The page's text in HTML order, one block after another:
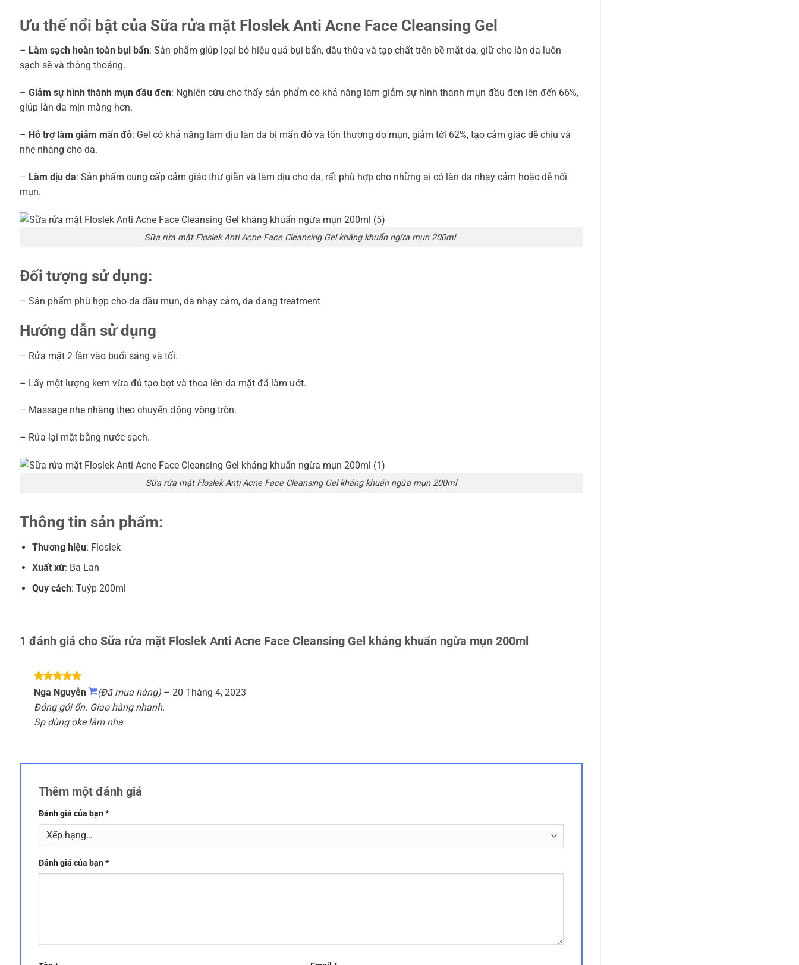
Ưu thế nổi bật của Sữa rửa mặt Floslek Anti Acne Face Cleansing Gel
– Làm sạch hoàn toàn bụi bẩn: Sản phẩm giúp loại bỏ hiệu quả bụi bẩn, dầu thừa và tạp chất trên bề mặt da, giữ cho làn da luôn
sạch sẽ và thông thoáng.
– Giảm sự hình thành mụn đầu đen: Nghiên cứu cho thấy sản phẩm có khả năng làm giảm sự hình thành mụn đầu đen lên đến 66%,
giúp làn da mịn màng hơn.
– Hỗ trợ làm giảm mẩn đỏ: Gel có khả năng làm dịu làn da bị mẩn đỏ và tổn thương do mụn, giảm tới 62%, tạo cảm giác dễ chịu và
nhẹ nhàng cho da.
– Làm dịu da: Sản phẩm cung cấp cảm giác thư giãn và làm dịu cho da, rất phù hợp cho những ai có làn da nhạy cảm hoặc dễ nổi
mụn.
Sữa rửa mặt Floslek Anti Acne Face Cleansing Gel kháng khuẩn ngừa mụn 200ml
Đối tượng sử dụng:
– Sản phẩm phù hợp cho da dầu mụn, da nhạy cảm, da đang treatment
Hướng dẫn sử dụng
– Rửa mặt 2 lần vào buổi sáng và tối.
– Lấy một lượng kem vừa đủ tạo bọt và thoa lên da mặt đã làm ướt.
– Massage nhẹ nhàng theo chuyển động vòng tròn.
– Rửa lại mặt bằng nước sạch.
Sữa rửa mặt Floslek Anti Acne Face Cleansing Gel kháng khuẩn ngừa mụn 200ml
Thông tin sản phẩm:
Thương hiệu: Floslek
Xuất xứ: Ba Lan
Quy cách: Tuýp 200ml
1 đánh giá cho Sữa rửa mặt Floslek Anti Acne Face Cleansing Gel kháng khuẩn ngừa mụn 200ml
Được xếp
hạng55
sao
Nga Nguyễn (Đã mua hàng) – 20 Tháng 4, 2023
Đóng gói ổn. Giao hàng nhanh.
Sp dùng oke lắm nha
Thêm một đánh giá
Đánh giá của bạn*
Đánh giá của bạn*